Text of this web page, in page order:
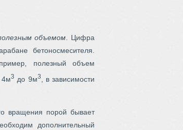
объемом . Цифра
бетоносмесителя.
полезный объем
4м3 до 9м3
, в зависимости
вращения порой бывает
дополнительный